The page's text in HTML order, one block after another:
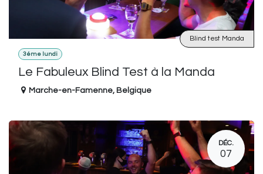
3éme lundi
Le Fabuleux Blind Test à la Manda
Blind test Manda
Marche-en-Famenne, Belgique
DÉC.
07